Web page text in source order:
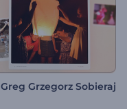
Greg Grzegorz Sobieraj